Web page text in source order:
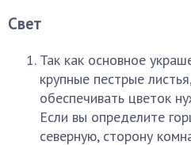
Свет
Так как основное
крупные пестрые
обеспечивать цветок
Если вы определите
северную, сторону